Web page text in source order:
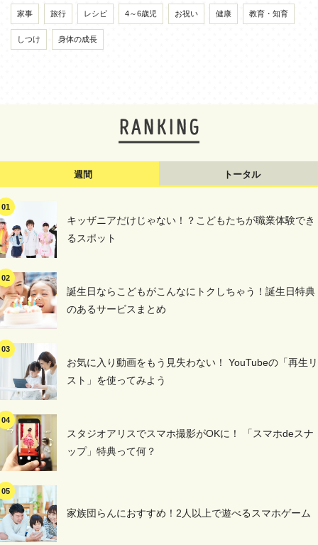
家事 旅行 レシピ 4～6歳児 お祝い 健康 教育・知育
しつけ 身体の成長
週間 トータル
キッザニアだけじゃない！？こどもたちが職業体験でき
るスポット
誕生日ならこどもがこんなにトクしちゃう！誕生日特典
のあるサービスまとめ
お気に入り動画をもう見失わない！ YouTubeの「再生リ
スト」を使ってみよう
スタジオアリスでスマホ撮影がOKに！ 「スマホdeスナ
ップ」特典って何？
家族団らんにおすすめ！2人以上で遊べるスマホゲーム